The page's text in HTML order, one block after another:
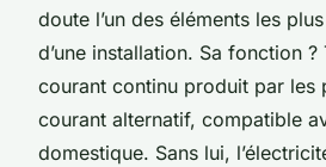
doute l’un des éléments les
d’une installation. Sa fonction
courant continu produit par les
courant alternatif, compatible
domestique. Sans lui,